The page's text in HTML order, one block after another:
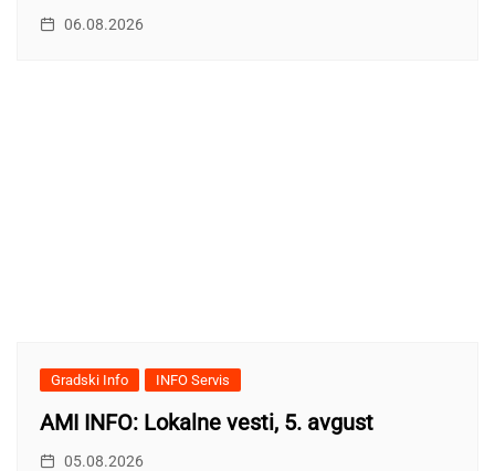
06.08.2026
Gradski Info INFO Servis
AMI INFO: Lokalne vesti, 5. avgust
05.08.2026